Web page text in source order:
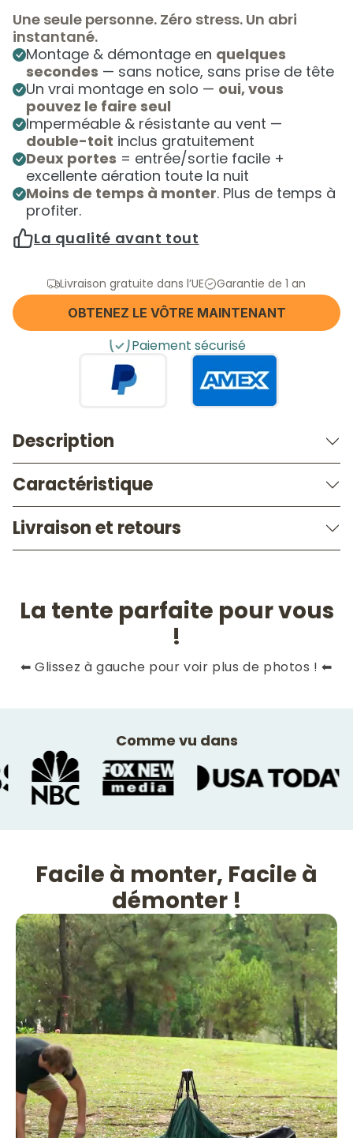
Une seule personne. Zéro stress. Un abri
instantané.
Montage & démontage en quelques
secondes — sans notice, sans prise de tête
Un vrai montage en solo — oui, vous
pouvez le faire seul
Imperméable & résistante au vent —
double-toit inclus gratuitement
Deux portes = entrée/sortie facile +
excellente aération toute la nuit
Moins de temps à monter. Plus de temps à
profiter.
La qualité avant tout
Livraison gratuite dans l’UE
Garantie de 1 an
OBTENEZ LE VÔTRE MAINTENANT
Paiement sécurisé
Description
Caractéristique
Livraison et retours
La tente parfaite pour vous
!
Slide1
⬅ Glissez à gauche pour voir plus de photos ! ⬅
Comme vu dans
Facile à monter, Facile à
démonter !